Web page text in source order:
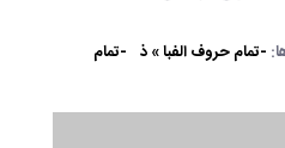
-تمام حروف الفبا » ذ -تمام